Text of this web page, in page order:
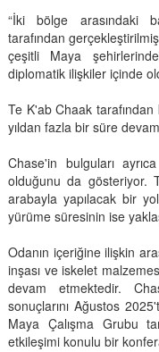
“İki bölge arasındaki
tarafından
çeşitli Maya
diplomatik ilişkiler içinde
Te K'ab Chaak
yıldan fazla bir süre
Chase'in bulguları
olduğunu da gösteriyor.
arabayla yapılacak bir
yürüme süresinin ise
Odanın içeriğine ilişkin
inşası ve iskelet
devam etmektedir.
sonuçlarını Ağustos
Maya Çalışma Grubu
etkileşimi konulu bir